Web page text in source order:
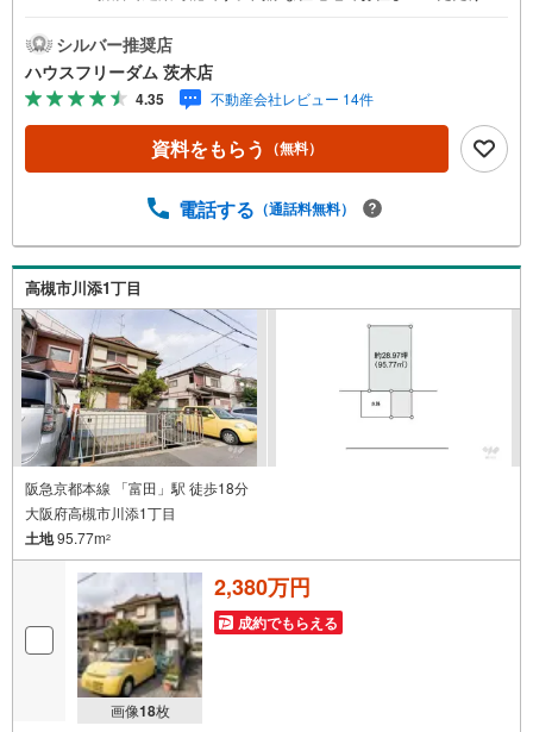
≪*≫*≪*≫*≪*≫*≪*≫*≪こちらの物件の詳細はお気軽に
お問合せください～店内では物件情報を常時1,000件以上公
開中～ご希望条件をお聞かせ頂けましたら、閲覧用PCより
非公開物件もご覧頂けます。（フロアにキッズルームを設
置しております）・初めてのお家探しの方でも安心。住宅
購入のご検討中から購入後、または購入時期のタイミング
りやすくご説明させて頂きます。・お仕事帰りなど短時間
駐車場完備、キッズスペース・授乳室（エアコン・空気清
浄機設置）がございます（19時以降も問合せ対応）≫*≪*
≫*≪*≫*≪*≫*≪*≫*≪*≫*≪*≫*≪
シルバー推奨店
ハウスフリーダム 茨木店
4.35 不動産会社レビュー 14件
資料をもらう （無料）
電話する （通話料無料）
高槻市川添1丁目
阪急京都本線 「富田」駅 徒歩18分
大阪府高槻市川添1丁目
土地95.77m2
画像18枚
2,380万円
成約でもらえる